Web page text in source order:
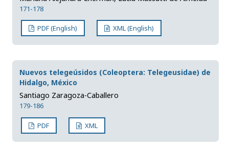
171-178
PDF (English) XML (English)
Nuevos telegeúsidos (Coleoptera: Telegeusidae) de
Hidalgo, México
Santiago Zaragoza-Caballero
179-186
PDF XML